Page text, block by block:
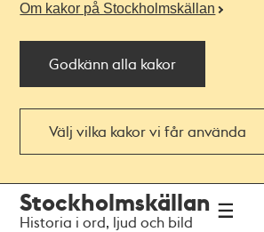
Om kakor på Stockholmskällan
Godkänn alla kakor
Välj vilka kakor vi får använda
navigationen
huvudinnehållet
Stockholmskällan
Historia i ord, ljud och bild